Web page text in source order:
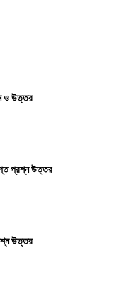
ও উত্তর
প্রশ্ন উত্তর
উত্তর